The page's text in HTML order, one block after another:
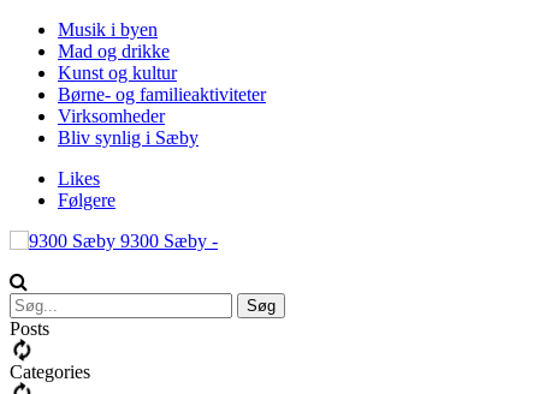
Musik i byen
Mad og drikke
Kunst og kultur
Børne- og familieaktiviteter
Virksomheder
Bliv synlig i Sæby
Likes
Følgere
9300 Sæby -
Posts
Categories